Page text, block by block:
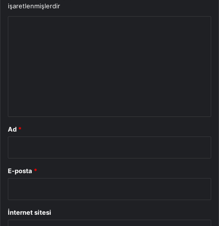
işaretlenmişlerdir
Ad *
E-posta *
İnternet sitesi